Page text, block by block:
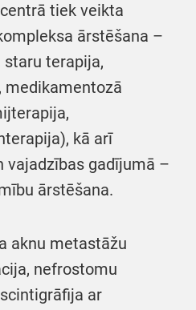
tiek veikta
ārstēšana –
staru terapija,
medikamentozā
kā arī
vajadzības gadījumā –
ārstēšana.
aknu metastāžu
nefrostomu
ar